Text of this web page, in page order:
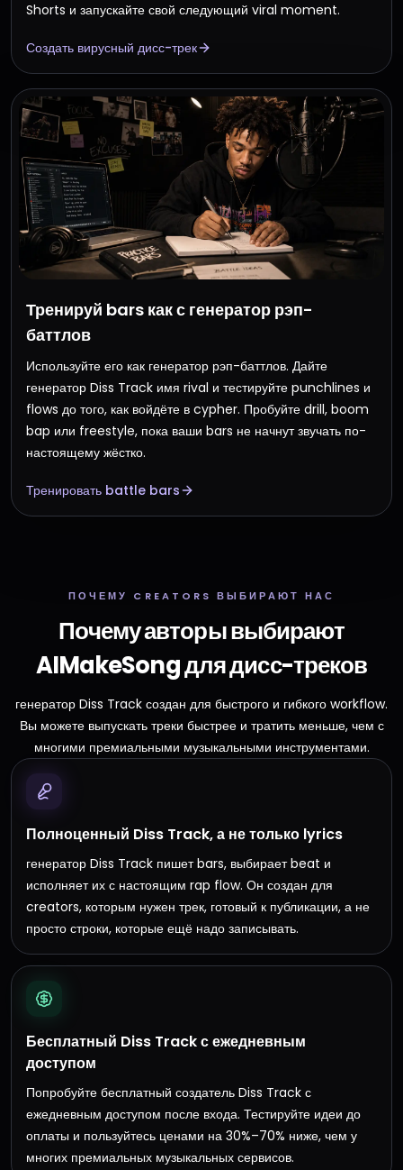
Shorts и запускайте свой следующий viral moment.
Создать вирусный дисс-трек
Тренируй bars как с генератор рэп-
баттлов
Используйте его как генератор рэп-баттлов. Дайте
генератор Diss Track имя rival и тестируйте punchlines и
flows до того, как войдёте в cypher. Пробуйте drill, boom
bap или freestyle, пока ваши bars не начнут звучать по-
настоящему жёстко.
Тренировать battle bars
ПОЧЕМУ CREATORS ВЫБИРАЮТ НАС
Почему авторы выбирают
AIMakeSong для дисс-треков
генератор Diss Track создан для быстрого и гибкого workflow.
Вы можете выпускать треки быстрее и тратить меньше, чем с
многими премиальными музыкальными инструментами.
Полноценный Diss Track, а не только lyrics
генератор Diss Track пишет bars, выбирает beat и
исполняет их с настоящим rap flow. Он создан для
creators, которым нужен трек, готовый к публикации, а не
просто строки, которые ещё надо записывать.
Бесплатный Diss Track с ежедневным
доступом
Попробуйте бесплатный создатель Diss Track с
ежедневным доступом после входа. Тестируйте идеи до
оплаты и пользуйтесь ценами на 30%–70% ниже, чем у
многих премиальных музыкальных сервисов.